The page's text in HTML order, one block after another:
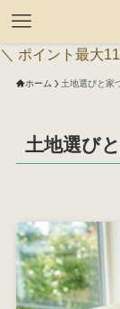
＼ ポイント最大
ホーム 土地選びと家
土地選び